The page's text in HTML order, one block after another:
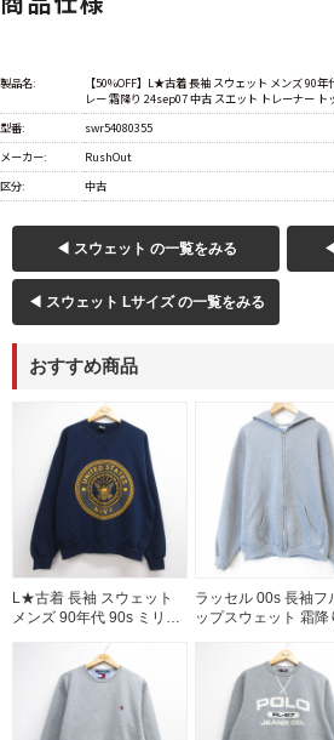
製品名:
【50%OFF】L★古着 長袖 スウェット メンズ 90
レー 霜降り 24sep07 中古 スエット トレーナー ト
型番:
swr54080355
メーカー:
RushOut
区分:
中古
◀ スウェット の一覧をみる
◀ スウェット Lサイズ の一覧をみる
おすすめ商品
L★古着 長袖 スウェット
メンズ 90年代 90s ミリタ
ター クルーネック USA製
ネイビー 26aug06
ラッセル 00s 長袖フ
ップスウェット 霜降